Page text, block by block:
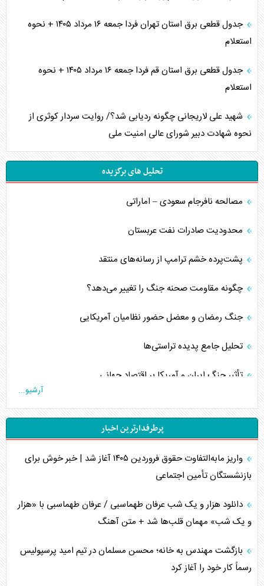
جدول قطعی برق استان تهران فردا جمعه ۱۶ مرداد ۱۴۰۵ + نحوه
استعلام
جدول قطعی برق استان قم فردا جمعه ۱۶ مرداد ۱۴۰۵ + نحوه
استعلام
شهید علی لاریجانی چگونه ردیابی شد؟/ روایت سردار کوثری از
نحوه شهادت دبیر شورای عالی امنیت ملی
تحلیل های برگزیده
مصالحه نافرجام سعودی – اماراتی
محدودیت صادرات نفت عربستان
پشت‌پرده خشم ترامپ از رسانه‌های منتقد
چگونه مقاومت صحنه جنگ را تغییر می‌دهد؟
جنگ رمضان و معضل حضور نظامیان آمریکایی
تحلیل جامع پدیده تراستی‌ها
تأثیر جنگ ایران و آمریکا بر اقتصاد جهانی
اربعین، کابوس مشترک تل‌آویو-واشنگتن
برنامه هفتم توسعه در نقطه کور سیاستگذاری
اوکراین بازوی مخرب آمریکا در غرب آسیا
اهمیت راهبردی اردن برای آمریکا
پیام، ظرفیت بالفعل‌نشده تجارت ایران
آرشیو...
پرطرفدارترین اخبار
واریز مابه‌التفاوت حقوق فروردین ۱۴۰۵ آغاز شد | خبر خوش برای
بازنشستگان تأمین اجتماعی
دانلود هزار و یک شب عرفان طهماسبی / عرفان طهماسبی با «هزار
و یک شب» مهمان قلب‌ها شد + متن آهنگ
بازگشت مهندس به خانه؛ محسن مسلمان در تیم امید پرسپولیس
رسماً کار خود را آغاز کرد